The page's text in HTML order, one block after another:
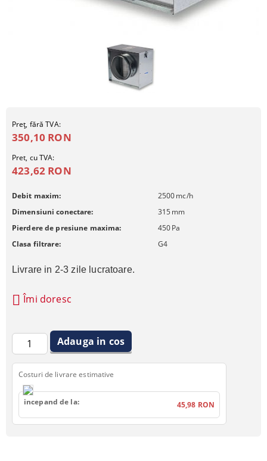
Preţ, fără TVA:
350,10 RON
Pret, cu TVA:
423,62 RON
Debit maxim: 2500mc/h
Dimensiuni conectare:
315 mm
Pierdere de presiune maxima:
450Pa
Clasa filtrare:
G4
Livrare in 2-3 zile lucratoare.
Îmi doresc
Costuri de livrare estimative
incepand de la: 45,98 RON